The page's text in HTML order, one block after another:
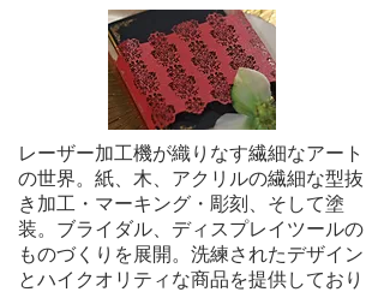
レーザー加工機が織りなす繊細なアート
の世界。紙、木、アクリルの繊細な型抜
き加工・マーキング・彫刻、そして塗
装。ブライダル、ディスプレイツールの
ものづくりを展開。洗練されたデザイン
とハイクオリティな商品を提供しており